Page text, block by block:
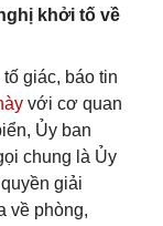
khởi tố về
giác, báo tin
với cơ quan
Ủy ban
chung là Ủy
giải
về phòng,